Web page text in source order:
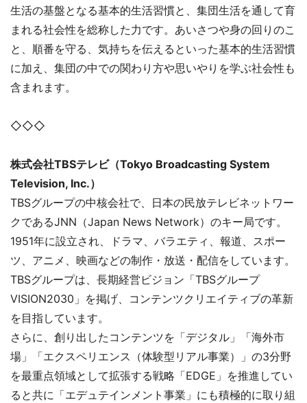
生活の基盤となる基本的生活習慣と、集団生活を通して育
まれる社会性を総称した力です。あいさつや身の回りのこ
と、順番を守る、気持ちを伝えるといった基本的生活習慣
に加え、集団の中での関わり方や思いやりを学ぶ社会性も
含まれます。
◇◇◇
株式会社TBSテレビ（Tokyo Broadcasting System
Television, Inc.）
TBSグループの中核会社で、日本の民放テレビネットワー
クであるJNN（Japan News Network）のキー局です。
1951年に設立され、ドラマ、バラエティ、報道、スポー
ツ、アニメ、映画などの制作・放送・配信をしています。
TBSグループは、長期経営ビジョン「TBSグループ
VISION2030」を掲げ、コンテンツクリエイティブの革新
を目指しています。
さらに、創り出したコンテンツを「デジタル」「海外市
場」「エクスペリエンス（体験型リアル事業）」の3分野
を最重点領域として拡張する戦略「EDGE」を推進してい
ると共に「エデュテインメント事業」にも積極的に取り組